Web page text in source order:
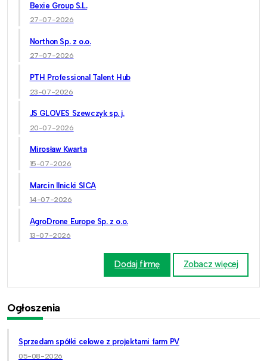
Bexie Group S.L.
27-07-2026
Northon Sp. z o.o.
27-07-2026
PTH Professional Talent Hub
23-07-2026
JS GLOVES Szewczyk sp. j.
20-07-2026
Mirosław Kwarta
15-07-2026
Marcin Ilnicki SICA
14-07-2026
AgroDrone Europe Sp. z o.o.
13-07-2026
Dodaj firmę Zobacz więcej
Ogłoszenia
Sprzedam spółki celowe z projektami farm PV
05-08-2026